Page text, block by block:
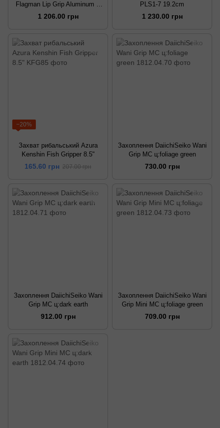
Flagman Lip Grip Aluminum +
EVA 30 см
1 206.00 грн
PLS1-7 19.2cm
1 230.00 грн
−20%
Захват рибальський Azura
Kenshin Fish Gripper 8.5"
165.60 грн 207.00 грн
Захоплення DaiichiSeiko Wani
Grip MC ц:foliage green
730.00 грн
Захоплення DaiichiSeiko Wani
Grip MC ц:dark earth
912.00 грн
Захоплення DaiichiSeiko Wani
Grip Mini MC ц:foliage green
709.00 грн